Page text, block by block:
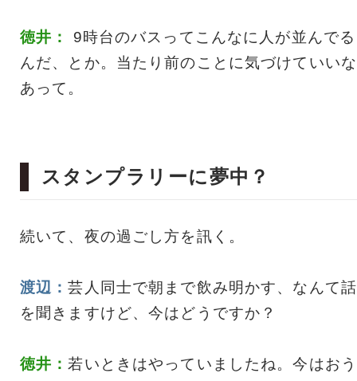
徳井：
9時台のバスってこんなに人が並んでる
んだ、とか。当たり前のことに気づけていいな
あって。
スタンプラリーに夢中？
続いて、夜の過ごし方を訊く。
渡辺：芸人同士で朝まで飲み明かす、なんて話
を聞きますけど、今はどうですか？
徳井： 若いときはやっていましたね。今はおう